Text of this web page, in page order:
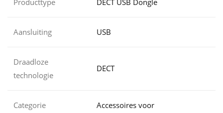
Producttype DECT USB Dongle
Aansluiting USB
Draadloze
technologie
DECT
Categorie
Accessoires voor